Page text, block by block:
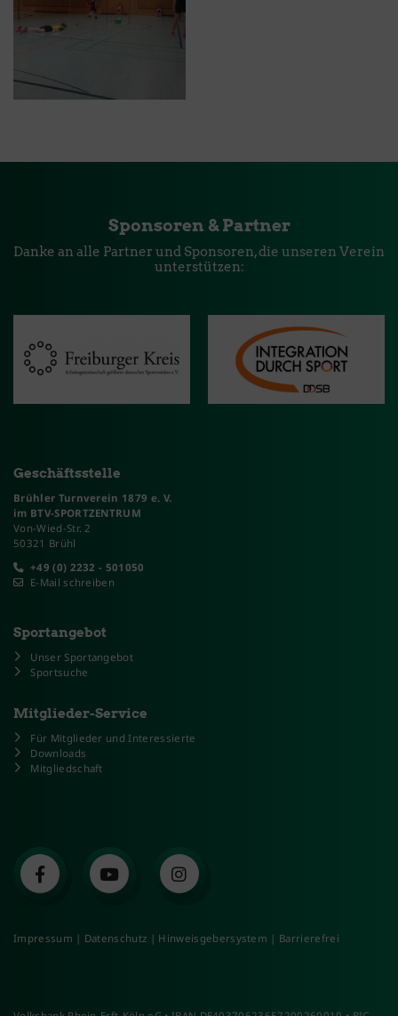
Sponsoren & Partner
Danke an alle Partner und Sponsoren, die unseren Verein
unterstützen:
Geschäftsstelle
Brühler Turnverein 1879 e. V.
im BTV-SPORTZENTRUM
Von-Wied-Str. 2
50321 Brühl
+49 (0) 2232 - 501050
E-Mail schreiben
Sportangebot
Unser Sportangebot
Sportsuche
Mitglieder-Service
Für Mitglieder und Interessierte
Downloads
Mitgliedschaft
Impressum | Datenschutz | Hinweisgebersystem | Barrierefrei